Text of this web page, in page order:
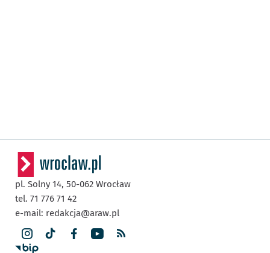
pl. Solny 14, 50-062 Wrocław
tel. 71 776 71 42
e-mail: redakcja@araw.pl